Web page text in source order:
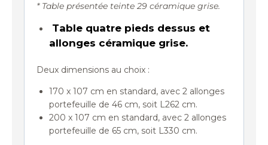
* Table présentée teinte 29 céramique grise.
Table quatre pieds dessus et
allonges céramique grise.
Deux dimensions au choix :
170 x 107 cm en standard, avec 2 allonges
portefeuille de 46 cm, soit L262 cm.
200 x 107 cm en standard, avec 2 allonges
portefeuille de 65 cm, soit L330 cm.